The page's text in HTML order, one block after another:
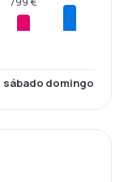
sábado domingo